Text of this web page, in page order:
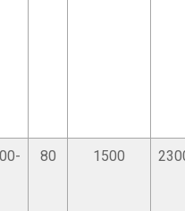
így nem
tűzcsapkulcsokkal
rendelkezik
2B+1A
80 1500